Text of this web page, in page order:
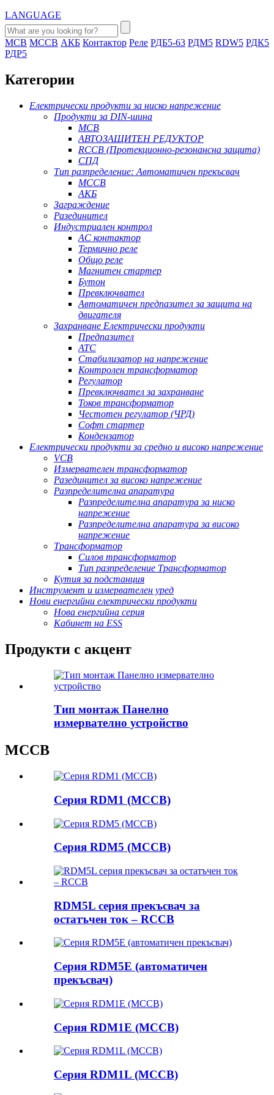
LANGUAGE
MCB MCCB АКБ Контактор Реле РДБ5-63 РДМ5 RDW5 РДК5
РДР5
Категории
Електрически продукти за ниско напрежение
Продукти за DIN-шина
MCB
АВТОЗАЩИТЕН РЕДУКТОР
RCCB (Протекционно-резонансна защита)
СПД
Тип разпределение: Автоматичен прекъсвач
MCCB
АКБ
Заграждение
Разединител
Индустриален контрол
AC контактор
Термично реле
Общо реле
Магнитен стартер
Бутон
Превключвател
Автоматичен предпазител за защита на
двигателя
Захранване Електрически продукти
Предпазител
АТС
Стабилизатор на напрежение
Контролен трансформатор
Регулатор
Превключвател за захранване
Токов трансформатор
Честотен регулатор (ЧРД)
Софт стартер
Кондензатор
Електрически продукти за средно и високо напрежение
VCB
Измервателен трансформатор
Разединител за високо напрежение
Разпределителна апаратура
Разпределителна апаратура за ниско
напрежение
Разпределителна апаратура за високо
напрежение
Трансформатор
Силов трансформатор
Тип разпределение Трансформатор
Кутия за подстанция
Инструмент и измервателен уред
Нови енергийни електрически продукти
Нова енергийна серия
Кабинет на ESS
Продукти с акцент
Тип монтаж Панелно
измервателно устройство
MCCB
Серия RDM1 (MCCB)
Серия RDM5 (MCCB)
RDM5L серия прекъсвач за
остатъчен ток – RCCB
Серия RDM5E (автоматичен
прекъсвач)
Серия RDM1E (MCCB)
Серия RDM1L (MCCB)